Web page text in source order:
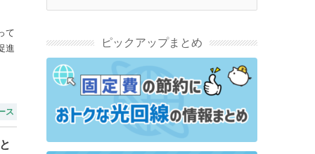
て
進
ス
ピックアップまとめ